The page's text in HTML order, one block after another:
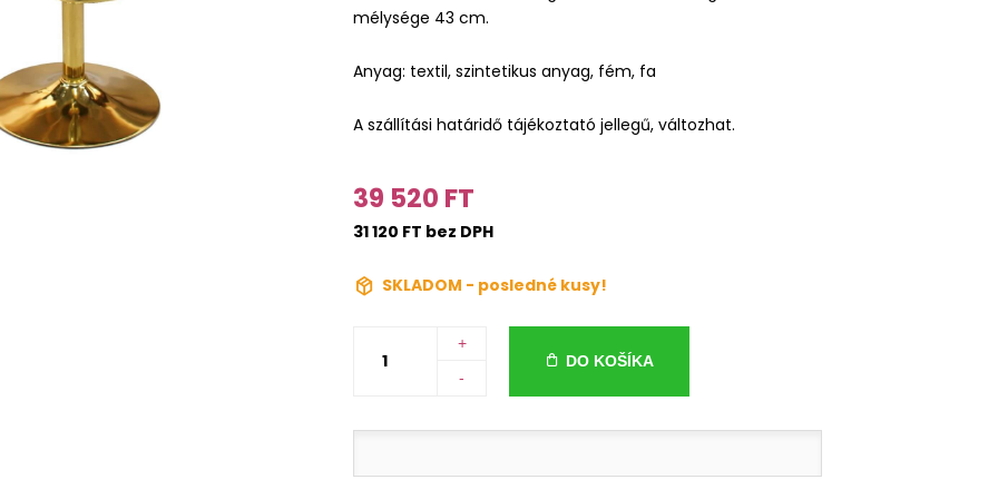
mélysége 43 cm.
Anyag: textil, szintetikus anyag, fém, fa
A szállítási határidő tájékoztató jellegű, változhat.
39 520 FT
31 120 FT bez DPH
SKLADOM - posledné kusy!
+
-
DO KOŠÍKA